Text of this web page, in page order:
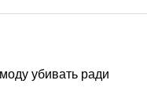
убивать ради